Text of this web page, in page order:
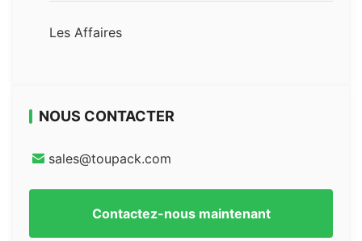
Les Affaires
NOUS CONTACTER
sales@toupack.com
Contactez-nous maintenant